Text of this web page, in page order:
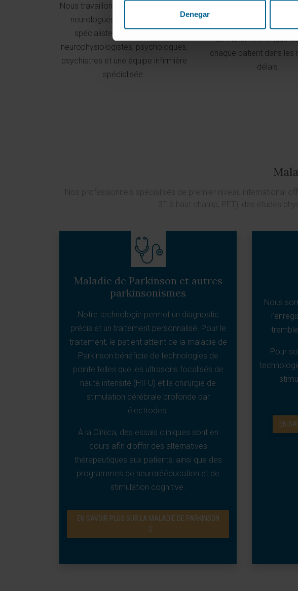
Denegar
Nous travaillons en équipe avec des
neurologues, neurochirurgiens,
spécialistes en rééducation,
neurophysiologistes, psychologues,
psychiatres et une équipe infirmière
spécialisée.
Nous réalisons le
diagnostique et
de traitement le plus
chaque patient dans les
délais.
Nos professionnels spécialisés de premier niveau international
3T à haut champ, PET), des études
Maladie de Parkinson et autres
parkinsonismes
Notre technologie permet un diagnostic
précis et un traitement personnalisé. Pour le
traitement, le patient atteint de la maladie de
Parkinson bénéficie de technologies de
pointe telles que les ultrasons focalisés de
haute intensité (HIFU) et la chirurgie de
stimulation cérébrale profonde par
électrodes.
À la Clínica, des essais cliniques sont en
cours afin d’offrir des alternatives
thérapeutiques aux patients, ainsi que des
programmes de neurorééducation et de
stimulation cognitive.
EN SAVOIR PLUS SUR LA MALADIE DE PARKINSON
Nous
Pour
EN